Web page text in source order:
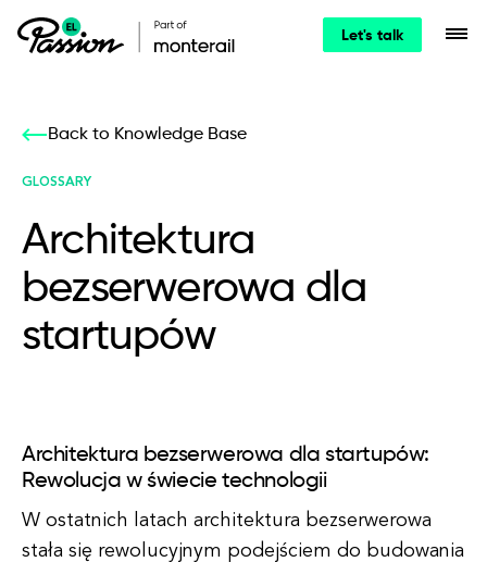
Let's talk
Back to Knowledge Base
GLOSSARY
Architektura
bezserwerowa dla
startupów
Architektura bezserwerowa dla startupów:
Rewolucja w świecie technologii
W ostatnich latach architektura bezserwerowa
stała się rewolucyjnym podejściem do budowania